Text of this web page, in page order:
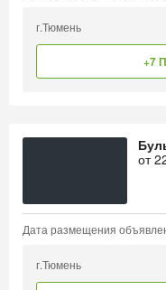
г.Тюмень
+7
от
Дата размещения
г.Тюмень